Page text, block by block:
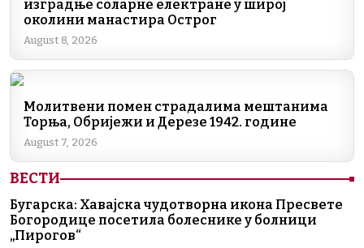
o
k
изградње соларне електране у широј
околини манастира Острог
August 8, 2026
Молитвени помен страдалима мештанима
Торња, Обријежи и Дерезе 1942. године
August 7, 2026
ВЕСТИ
Бугарска: Хавајска чудотворна икона Пресвете
Богородице посетила болеснике у болници
„Пирогов“